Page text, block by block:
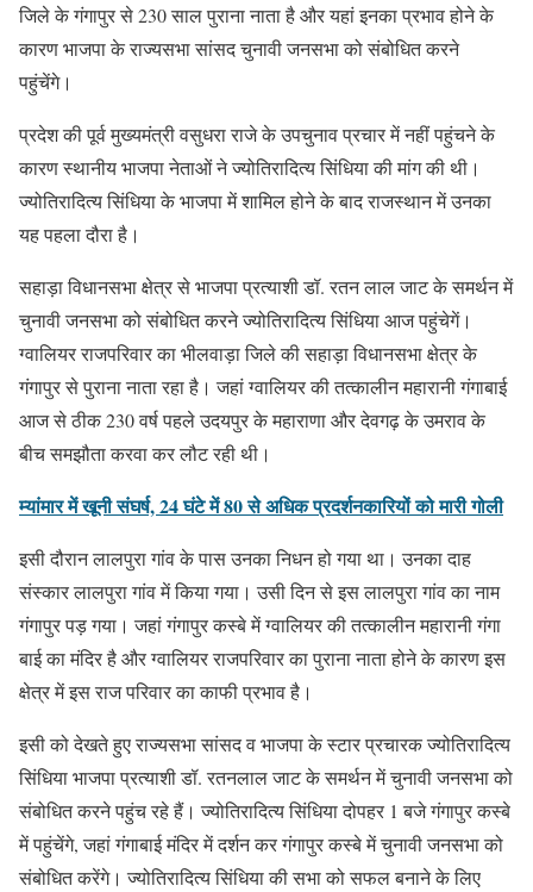
जिले के गंगापुर से 230 साल पुराना नाता है और यहां इनका प्रभाव होने के
कारण भाजपा के राज्यसभा सांसद चुनावी जनसभा को संबोधित करने
पहुंचेंगे।
प्रदेश की पूर्व मुख्यमंत्री वसुधरा राजे के उपचुनाव प्रचार में नहीं पहुंचने के
कारण स्थानीय भाजपा नेताओं ने ज्योतिरादित्य सिंधिया की मांग की थी।
ज्योतिरादित्य सिंधिया के भाजपा में शामिल होने के बाद राजस्थान में उनका
यह पहला दौरा है।
सहाड़ा विधानसभा क्षेत्र से भाजपा प्रत्याशी डॉ. रतन लाल जाट के समर्थन में
चुनावी जनसभा को संबोधित करने ज्योतिरादित्य सिंधिया आज पहुंचेगें।
ग्वालियर राजपरिवार का भीलवाड़ा जिले की सहाड़ा विधानसभा क्षेत्र के
गंगापुर से पुराना नाता रहा है। जहां ग्वालियर की तत्कालीन महारानी गंगाबाई
आज से ठीक 230 वर्ष पहले उदयपुर के महाराणा और देवगढ़ के उमराव के
बीच समझौता करवा कर लौट रही थी।
म्यांमार में खूनी संघर्ष, 24 घंटे में 80 से अधिक प्रदर्शनकारियों को मारी गोली
इसी दौरान लालपुरा गांव के पास उनका निधन हो गया था। उनका दाह
संस्कार लालपुरा गांव में किया गया। उसी दिन से इस लालपुरा गांव का नाम
गंगापुर पड़ गया। जहां गंगापुर कस्बे में ग्वालियर की तत्कालीन महारानी गंगा
बाई का मंदिर है और ग्वालियर राजपरिवार का पुराना नाता होने के कारण इस
क्षेत्र में इस राज परिवार का काफी प्रभाव है।
इसी को देखते हुए राज्यसभा सांसद व भाजपा के स्टार प्रचारक ज्योतिरादित्य
सिंधिया भाजपा प्रत्याशी डॉ. रतनलाल जाट के समर्थन में चुनावी जनसभा को
संबोधित करने पहुंच रहे हैं। ज्योतिरादित्य सिंधिया दोपहर 1 बजे गंगापुर कस्बे
में पहुंचेंगे, जहां गंगाबाई मंदिर में दर्शन कर गंगापुर कस्बे में चुनावी जनसभा को
संबोधित करेंगे। ज्योतिरादित्य सिंधिया की सभा को सफल बनाने के लिए